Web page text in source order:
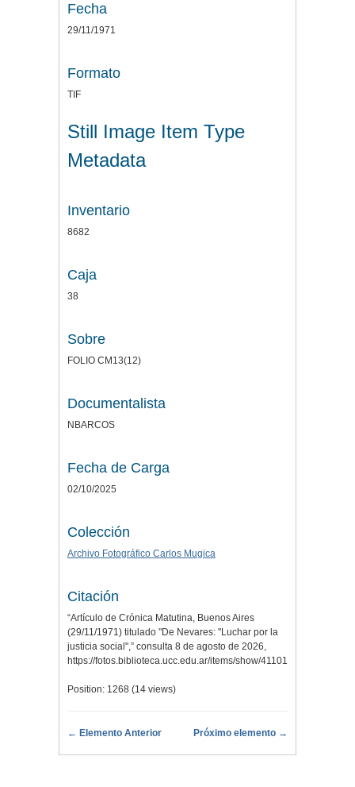
Fecha
29/11/1971
Formato
TIF
Still Image Item Type
Metadata
Inventario
8682
Caja
38
Sobre
FOLIO CM13(12)
Documentalista
NBARCOS
Fecha de Carga
02/10/2025
Colección
Archivo Fotográfico Carlos Mugica
Citación
“Artículo de Crónica Matutina, Buenos Aires
(29/11/1971) titulado "De Nevares: "Luchar por la
justicia social",” consulta 8 de agosto de 2026,
https://fotos.biblioteca.ucc.edu.ar/items/show/41101
Position: 1268 (14 views)
← Elemento Anterior Próximo elemento →